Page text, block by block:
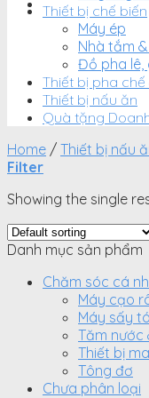
Thiết bị chế biến
Máy ép
Nhà tắm
Đồ pha lê,
Thiết bị pha
Thiết bị nấu ăn
Quà tặng
Home / Thiết bị nấu
Filter
Showing the single
Danh mục sản phẩm
Chăm sóc cá
Máy cạo
Máy sấy
Tăm nước
Thiết bị
Tông đơ
Chưa phân loại